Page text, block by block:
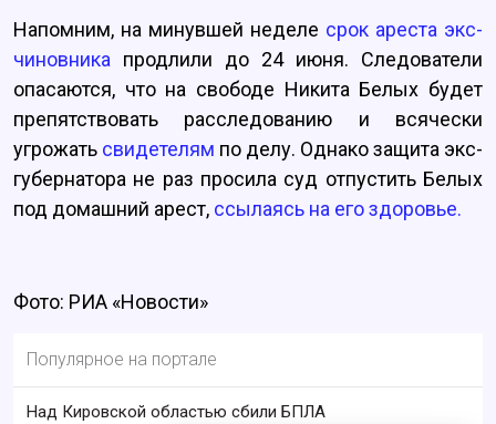
Напомним, на минувшей неделе срок ареста экс-
чиновника продлили до 24 июня. Следователи
опасаются, что на свободе Никита Белых будет
препятствовать расследованию и всячески
угрожать свидетелям по делу. Однако защита экс-
губернатора не раз просила суд отпустить Белых
под домашний арест, ссылаясь на его здоровье.
Фото: РИА «Новости»
Популярное на портале
Над Кировской областью сбили БПЛА